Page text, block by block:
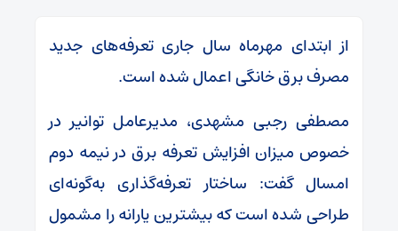
از ابتدای مهرماه سال جاری تعرفه‌های جدید
مصرف برق خانگی اعمال شده است.
مصطفی رجبی مشهدی، مدیرعامل توانیر در
خصوص میزان افزایش تعرفه برق در نیمه دوم
امسال گفت: ساختار تعرفه‌گذاری به‌گونه‌ای
طراحی شده است که بیشترین یارانه را مشمول